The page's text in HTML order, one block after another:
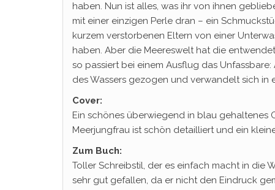
haben. Nun ist alles, was ihr von ihnen
mit einer einzigen Perle dran – ein
kurzem verstorbenen Eltern von einer
haben. Aber die Meereswelt hat die
so passiert bei einem Ausflug das
des Wassers gezogen und verwandelt sich in
Cover:
Ein schönes überwiegend in blau gehaltenes
Meerjungfrau ist schön detailliert und ein
Zum Buch:
Toller Schreibstil, der es einfach macht in die
sehr gut gefallen, da er nicht den Eindruck